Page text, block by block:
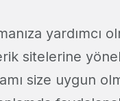
yardımcı
sitelerine
size uygun